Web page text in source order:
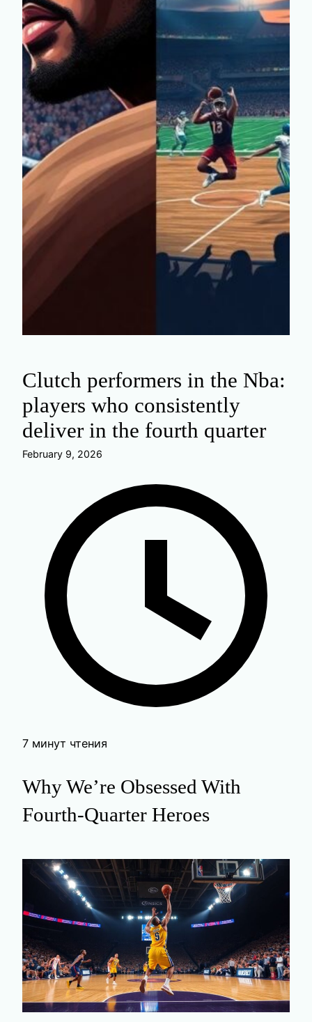
Clutch performers in the Nba:
players who consistently
deliver in the fourth quarter
February 9, 2026
7 минут чтения
Why We’re Obsessed With
Fourth-Quarter Heroes